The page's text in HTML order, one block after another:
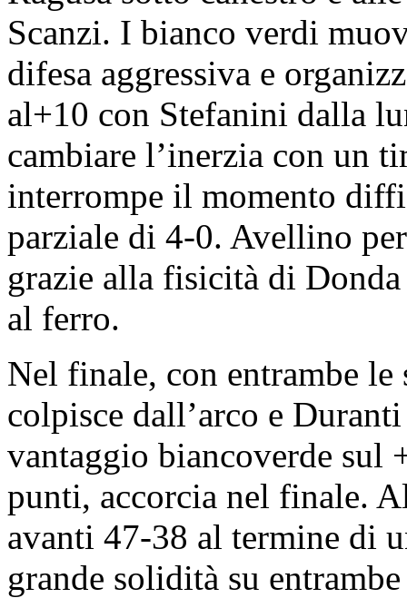
Scanzi. I bianco verdi
difesa aggressiva e
al+10 con Stefanini dalla
cambiare l’inerzia con un
interrompe il momento
parziale di 4-0. Avellino
grazie alla fisicità di
al ferro.
Nel finale, con entrambe
colpisce dall’arco e
vantaggio biancoverde sul
punti, accorcia nel finale.
avanti 47-38 al termine di
grande solidità su